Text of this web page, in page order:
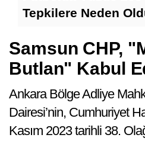
Tepkilere Neden
Samsun CHP,
Butlan" Kabul
Ankara Bölge Adliye
Dairesi’nin, Cumhuriyet
Kasım 2023 tarihli 38.